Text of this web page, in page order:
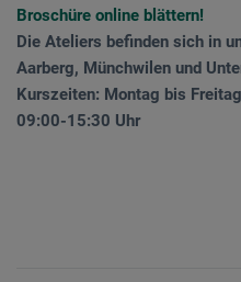
Broschüre online blättern!
Die Ateliers befinden sich in
Aarberg, Münchwilen und
Kurszeiten: Montag bis
09:00-15:30 Uhr